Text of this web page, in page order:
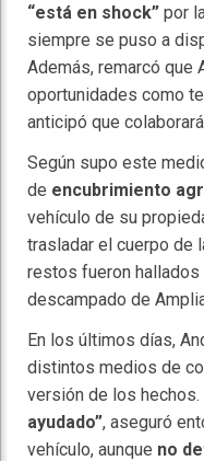
“está en shock” por
siempre se puso a
Además, remarcó que
oportunidades como
anticipó que
Según supo este
de encubrimiento
vehículo de su
trasladar el cuerpo de
restos fueron hallados
descampado de
En los últimos días,
distintos medios de
versión de los hechos.
ayudado”, aseguró
vehículo, aunque no